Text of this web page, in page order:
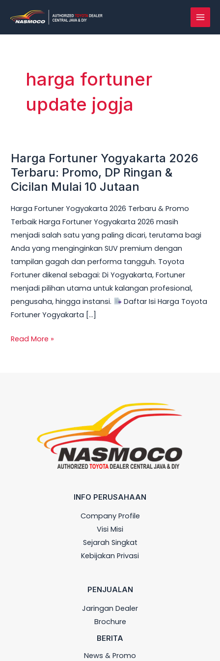
konten
harga fortuner
update jogja
Harga Fortuner Yogyakarta 2026
Terbaru: Promo, DP Ringan &
Cicilan Mulai 10 Jutaan
Harga Fortuner Yogyakarta 2026 Terbaru & Promo
Terbaik Harga Fortuner Yogyakarta 2026 masih
menjadi salah satu yang paling dicari, terutama bagi
Anda yang menginginkan SUV premium dengan
tampilan gagah dan performa tangguh. Toyota
Fortuner dikenal sebagai: Di Yogyakarta, Fortuner
menjadi pilihan utama untuk kalangan profesional,
pengusaha, hingga instansi.
Daftar Isi Harga Toyota
Fortuner Yogyakarta […]
Harga
Fortuner
Yogyakarta
Terbaru:
Promo,
DP
Ringan
&
Cicilan
Mulai
10
Jutaan
Read More »
INFO PERUSAHAAN
Company Profile
Visi Misi
Sejarah Singkat
Kebijakan Privasi
PENJUALAN
Jaringan Dealer
Brochure
BERITA
News & Promo